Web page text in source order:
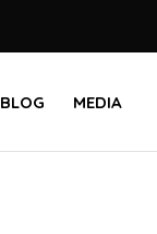
BLOG MEDIA